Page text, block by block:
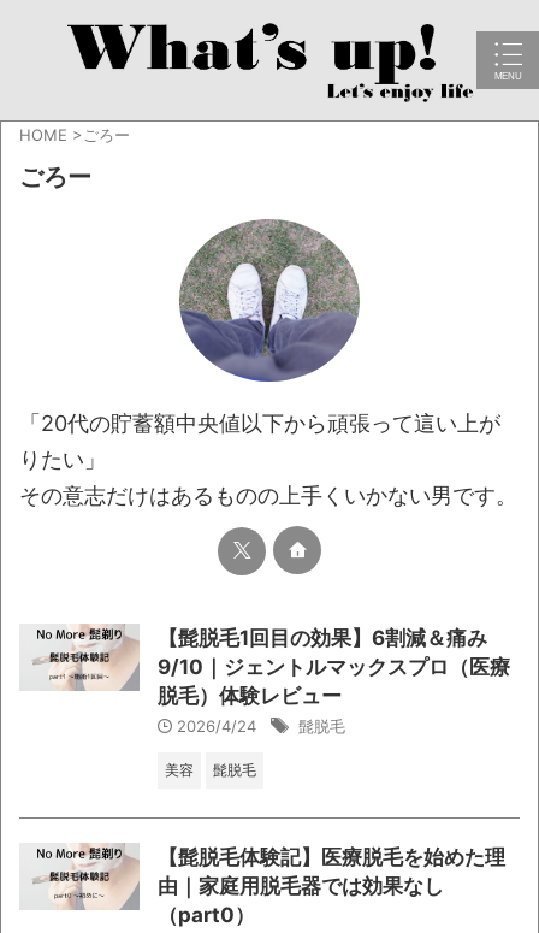
HOME > ごろー
ごろー
「20代の貯蓄額中央値以下から頑張って這い上が
りたい」
その意志だけはあるものの上手くいかない男です。
【髭脱毛1回目の効果】6割減＆痛み
9/10｜ジェントルマックスプロ（医療
脱毛）体験レビュー
2026/4/24 髭脱毛
美容 髭脱毛
【髭脱毛体験記】医療脱毛を始めた理
由｜家庭用脱毛器では効果なし
（part0）